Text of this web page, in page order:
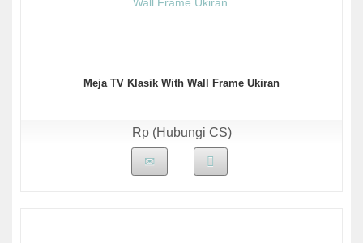
Meja TV Klasik With Wall Frame Ukiran
Rp (Hubungi CS)